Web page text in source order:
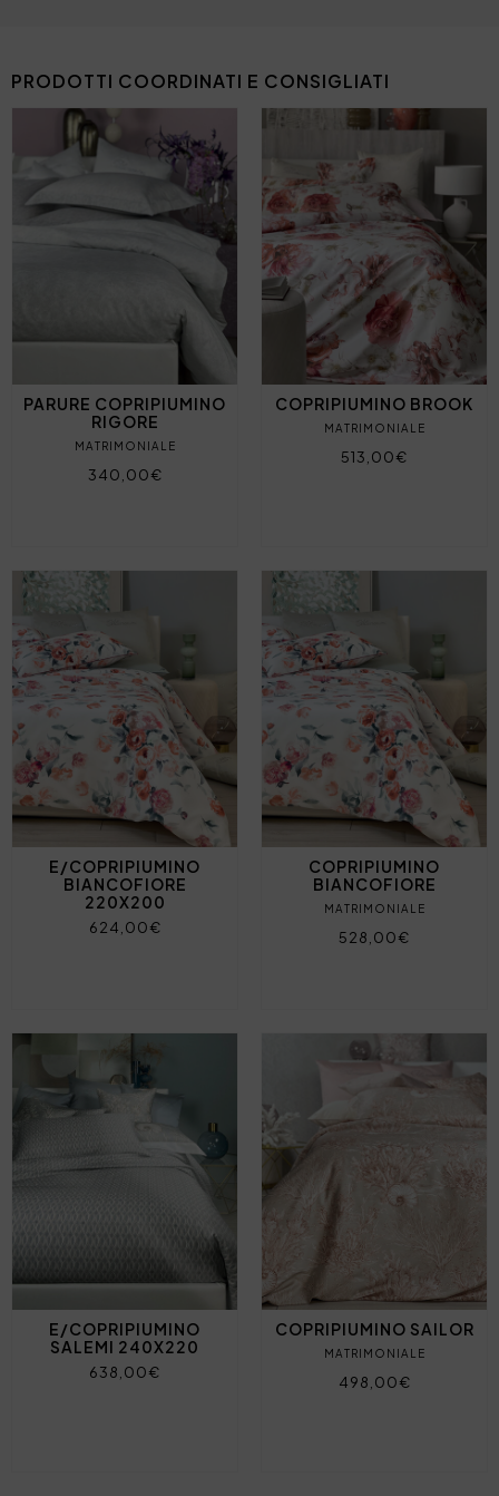
PRODOTTI COORDINATI E CONSIGLIATI
PARURE COPRIPIUMINO
RIGORE
MATRIMONIALE
340,00€
COPRIPIUMINO BROOK
MATRIMONIALE
513,00€
E/COPRIPIUMINO
BIANCOFIORE
220X200
624,00€
COPRIPIUMINO
BIANCOFIORE
MATRIMONIALE
528,00€
E/COPRIPIUMINO
SALEMI 240X220
638,00€
COPRIPIUMINO SAILOR
MATRIMONIALE
498,00€